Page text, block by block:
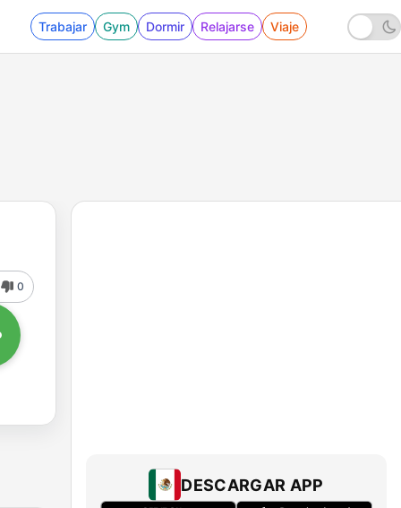
Trabajar Gym Dormir Relajarse Viaje
0
DESCARGAR APP